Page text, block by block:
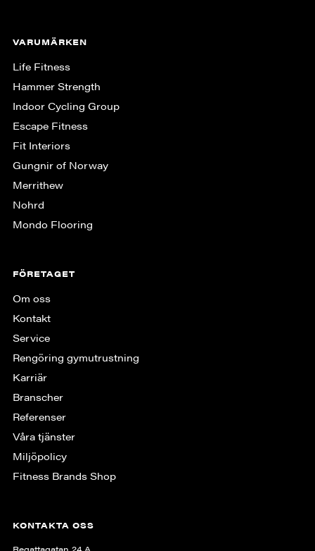
VARUMÄRKEN
Life Fitness
Hammer Strength
Indoor Cycling Group
Escape Fitness
Fit Interiors
Gungnir of Norway
Merrithew
Nohrd
Mondo Flooring
FÖRETAGET
Om oss
Kontakt
Service
Rengöring gymutrustning
Karriär
Branscher
Referenser
Våra tjänster
Miljöpolicy
Fitness Brands Shop
KONTAKTA OSS